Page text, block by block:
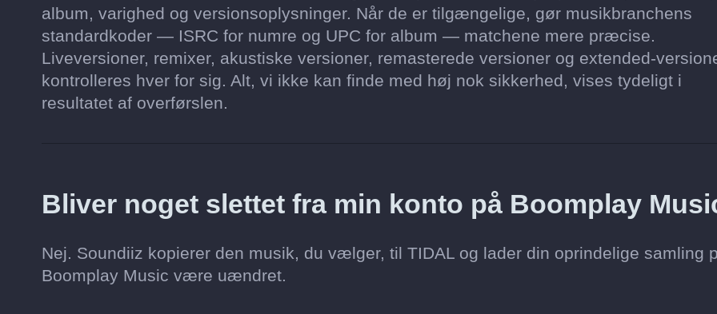
album, varighed og versionsoplysninger. Når de er tilgængelige, gør musikbranchens
standardkoder — ISRC for numre og UPC for album — matchene mere præcise.
Liveversioner, remixer, akustiske versioner, remasterede versioner og extended-
kontrolleres hver for sig. Alt, vi ikke kan finde med høj nok sikkerhed, vises tydeligt i
resultatet af overførslen.
Bliver noget slettet fra min konto på Boomplay
Nej. Soundiiz kopierer den musik, du vælger, til TIDAL og lader din oprindelige samling
Boomplay Music være uændret.